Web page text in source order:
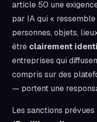
article 50 une
par IA qui «
personnes, objets,
être clairement
entreprises qui
compris sur des
— portent une
Les sanctions